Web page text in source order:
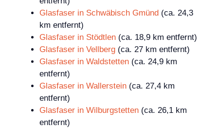
Glasfaser in Schwäbisch Gmünd (ca. 24,3
km entfernt)
Glasfaser in Stödtlen (ca. 18,9 km entfernt)
Glasfaser in Vellberg (ca. 27 km entfernt)
Glasfaser in Waldstetten (ca. 24,9 km
entfernt)
Glasfaser in Wallerstein (ca. 27,4 km
entfernt)
Glasfaser in Wilburgstetten (ca. 26,1 km
entfernt)